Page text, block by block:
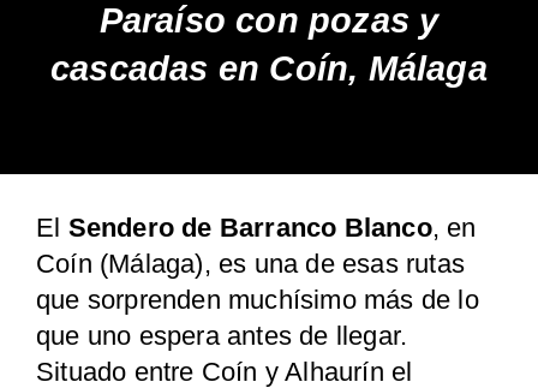
Paraíso con pozas y
cascadas en Coín, Málaga
El Sendero de Barranco Blanco, en
Coín (Málaga), es una de esas rutas
que sorprenden muchísimo más de lo
que uno espera antes de llegar.
Situado entre Coín y Alhaurín el